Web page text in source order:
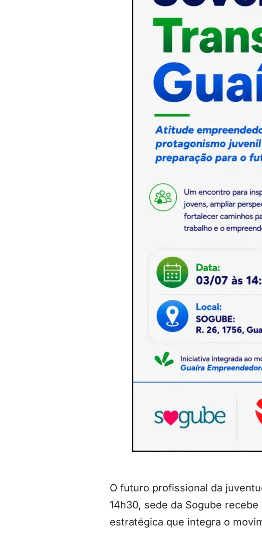
O futuro profissional da
14h30, sede da Sogube
estratégica que integra o